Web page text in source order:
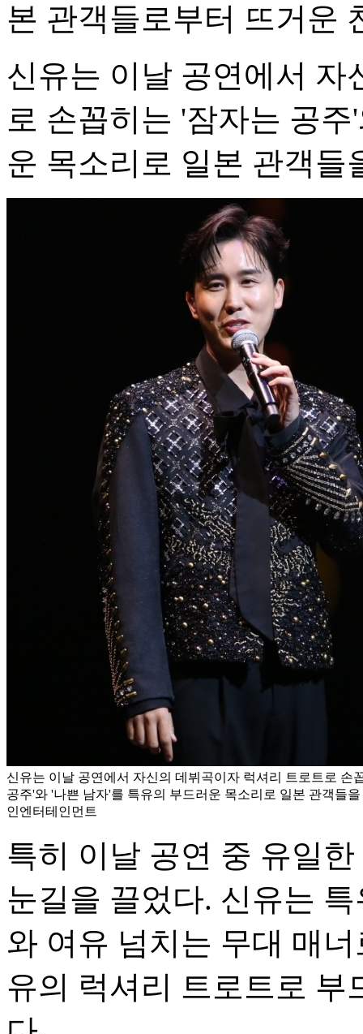
본 관객들로부터 뜨거운
신유는 이날 공연에서 자
로 손꼽히는 '잠자는 공
운 목소리로 일본 관객들
신유는 이날 공연에서 자신의 데뷔곡이자 럭셔리 트로트로 손
공주'와 '나쁜 남자'를 특유의 부드러운 목소리로 일본 관객들
인엔터테인먼트
특히 이날 공연 중 유일
눈길을 끌었다. 신유는
와 여유 넘치는 무대 매
유의 럭셔리 트로트로 부